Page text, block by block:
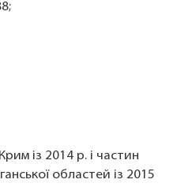
із 2014 р. і частин
областей із 2015